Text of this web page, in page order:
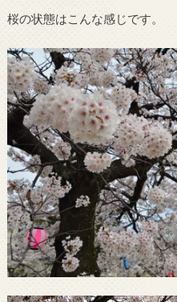
桜の状態はこんな感じです。